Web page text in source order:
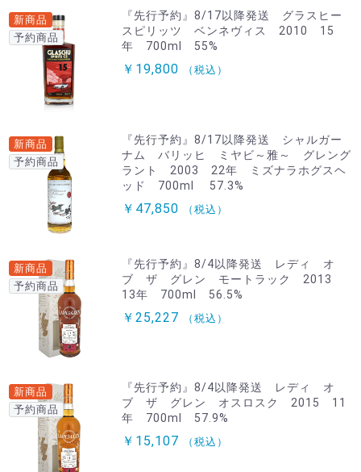
新商品
予約商品
『先行予約』8/17以降発送 グラスヒー
スピリッツ ベンネヴィス 2010 15
年 700ml 55%
￥19,800 （税込）
新商品
予約商品
『先行予約』8/17以降発送 シャルガー
ナム バリッヒ ミヤビ～雅～ グレング
ラント 2003 22年 ミズナラホグスヘ
ッド 700ml 57.3%
￥47,850 （税込）
新商品
予約商品
『先行予約』8/4以降発送 レディ オ
ブ ザ グレン モートラック 2013
13年 700ml 56.5%
￥25,227 （税込）
新商品
予約商品
『先行予約』8/4以降発送 レディ オ
ブ ザ グレン オスロスク 2015 11
年 700ml 57.9%
￥15,107 （税込）